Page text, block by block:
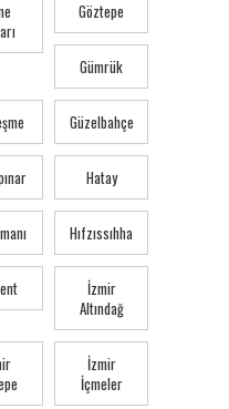
Göztepe
Gümrük
Güzelbahçe
Hatay
Hıfzıssıhha
İzmir
Altındağ
İzmir
İçmeler